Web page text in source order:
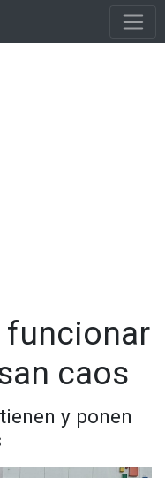
caos
y ponen